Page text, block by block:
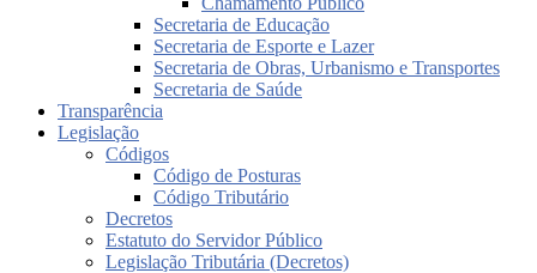
Secretaria de Educação
Secretaria de Esporte e Lazer
Secretaria de Obras, Urbanismo e Transportes
Secretaria de Saúde
Transparência
Legislação
Códigos
Código de Posturas
Código Tributário
Decretos
Estatuto do Servidor Público
Legislação Tributária (Decretos)